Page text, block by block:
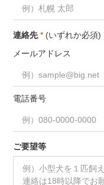
連絡先* (いずれか必須)
メールアドレス
電話番号
ご要望等